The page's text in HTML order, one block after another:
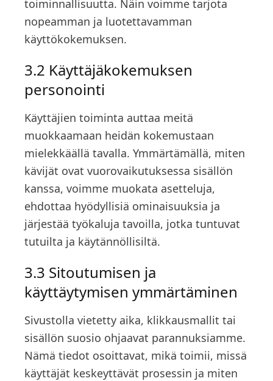
toiminnallisuutta. Näin voimme tarjota
nopeamman ja luotettavamman
käyttökokemuksen.
3.2 Käyttäjäkokemuksen
personointi
Käyttäjien toiminta auttaa meitä
muokkaamaan heidän kokemustaan
mielekkäällä tavalla. Ymmärtämällä, miten
kävijät ovat vuorovaikutuksessa sisällön
kanssa, voimme muokata asetteluja,
ehdottaa hyödyllisiä ominaisuuksia ja
järjestää työkaluja tavoilla, jotka tuntuvat
tutuilta ja käytännöllisiltä.
3.3 Sitoutumisen ja
käyttäytymisen ymmärtäminen
Sivustolla vietetty aika, klikkausmallit tai
sisällön suosio ohjaavat parannuksiamme.
Nämä tiedot osoittavat, mikä toimii, missä
käyttäjät keskeyttävät prosessin ja miten